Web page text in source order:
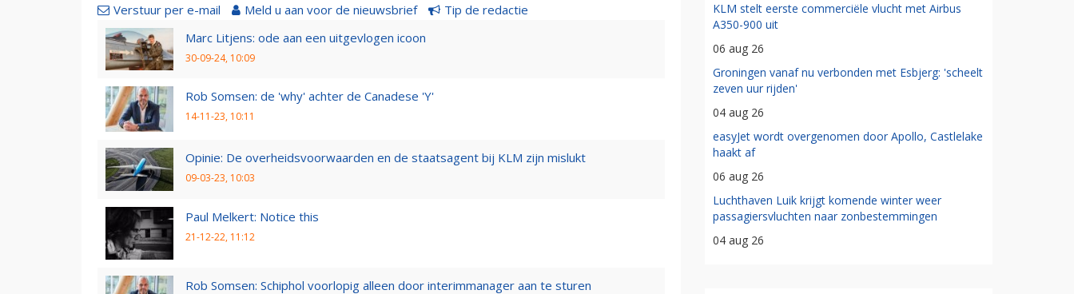
Verstuur per e-mail Meld u aan voor de nieuwsbrief
Tip de redactie
Marc Litjens: ode aan een uitgevlogen icoon
30-09-24, 10:09
Rob Somsen: de 'why' achter de Canadese 'Y'
14-11-23, 10:11
Opinie: De overheidsvoorwaarden en de staatsagent bij KLM zijn mislukt
09-03-23, 10:03
Paul Melkert: Notice this
21-12-22, 11:12
Rob Somsen: Schiphol voorlopig alleen door interimmanager aan te sturen
KLM stelt eerste commerciële vlucht met Airbus
A350-900 uit
06 aug 26
Groningen vanaf nu verbonden met Esbjerg: 'scheelt
zeven uur rijden'
04 aug 26
easyJet wordt overgenomen door Apollo, Castlelake
haakt af
06 aug 26
Luchthaven Luik krijgt komende winter weer
passagiersvluchten naar zonbestemmingen
04 aug 26